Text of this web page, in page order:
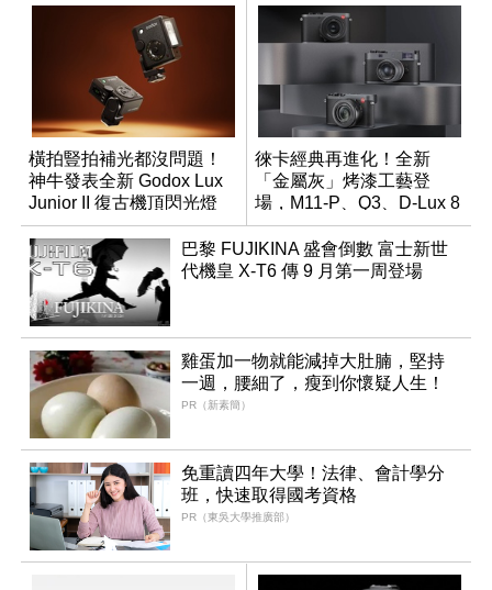
橫拍豎拍補光都沒問題！
神牛發表全新 Godox Lux
Junior II 復古機頂閃光燈
徠卡經典再進化！全新
「金屬灰」烤漆工藝登
場，M11-P、Q3、D-Lux 8
領銜換裝
巴黎 FUJIKINA 盛會倒數 富士新世
代機皇 X-T6 傳 9 月第一周登場
雞蛋加一物就能減掉大肚腩，堅持
一週，腰細了，瘦到你懷疑人生！
PR（新素簡）
免重讀四年大學！法律、會計學分
班，快速取得國考資格
PR（東吳大學推廣部）